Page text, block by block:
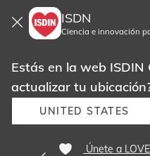
ISDN
Ciencia e innovación
Estás en la web ISDIN
actualizar tu
UNITED STATES
Únete a